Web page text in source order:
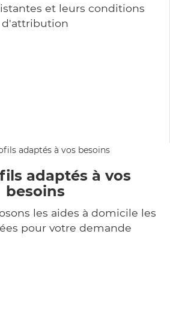
et leurs conditions
d'attribution
adaptés à vos
besoins
les aides à domicile les
pour votre demande